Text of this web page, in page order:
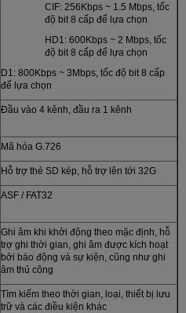
CIF: 256Kbps ~ 1.5 Mbps, tốc
độ bit 8 cấp để lựa chọn
HD1: 600Kbps ~ 2 Mbps, tốc
độ bit 8 cấp để lựa chọn
D1: 800Kbps ~ 3Mbps, tốc độ bit 8 cấp
để lựa chọn
Đầu vào 4 kênh, đầu ra 1 kênh
Mã hóa G.726
Hỗ trợ thẻ SD kép, hỗ trợ lên tới 32G
ASF / FAT32
Ghi âm khi khởi động theo mặc định, hỗ
trợ ghi thời gian, ghi âm được kích hoạt
bởi báo động và sự kiện, cũng như ghi
âm thủ công
Tìm kiếm theo thời gian, loại, thiết bị lưu
trữ và các điều kiện khác